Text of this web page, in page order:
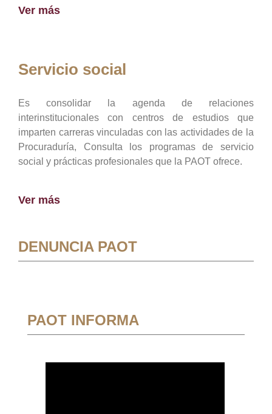
Ver más
Servicio social
Es consolidar la agenda de relaciones
interinstitucionales con centros de estudios que
imparten carreras vinculadas con las actividades de la
Procuraduría, Consulta los programas de servicio
social y prácticas profesionales que la PAOT ofrece.
Ver más
DENUNCIA PAOT
PAOT INFORMA